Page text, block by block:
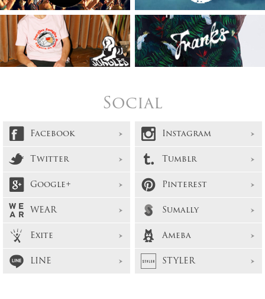
Social
Facebook
Instagram
Twitter
Tumblr
Google+
Pinterest
WEAR
Sumally
Exite
Ameba
LINE
STYLER